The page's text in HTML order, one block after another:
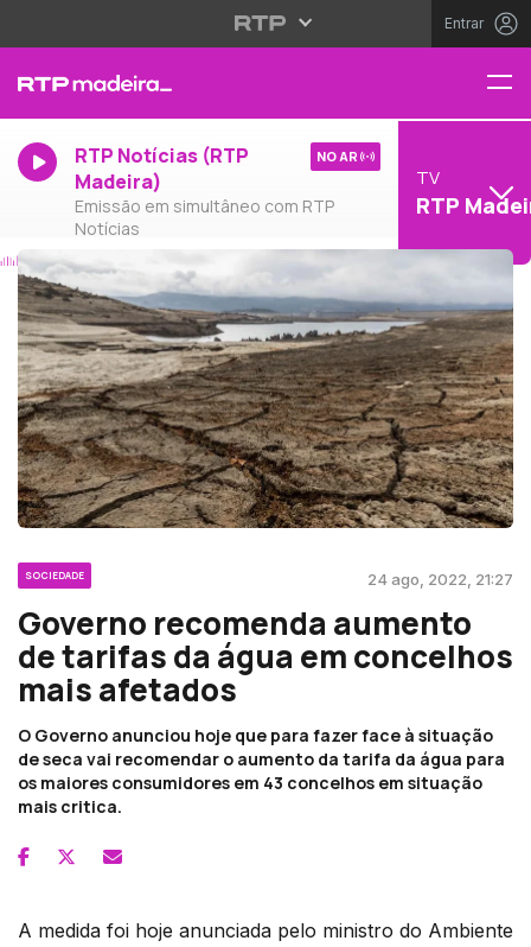
Entrar
RTP Notícias (RTP
Madeira)
Emissão em simultâneo com RTP
Notícias
NO AR
TV
RTP
SOCIEDADE 24 ago, 2022, 21:27
Governo recomenda aumento
de tarifas da água em concelhos
mais afetados
O Governo anunciou hoje que para fazer face à situação
de seca vai recomendar o aumento da tarifa da água para
os maiores consumidores em 43 concelhos em situação
mais critica.
A medida foi hoje anunciada pelo ministro do Ambiente